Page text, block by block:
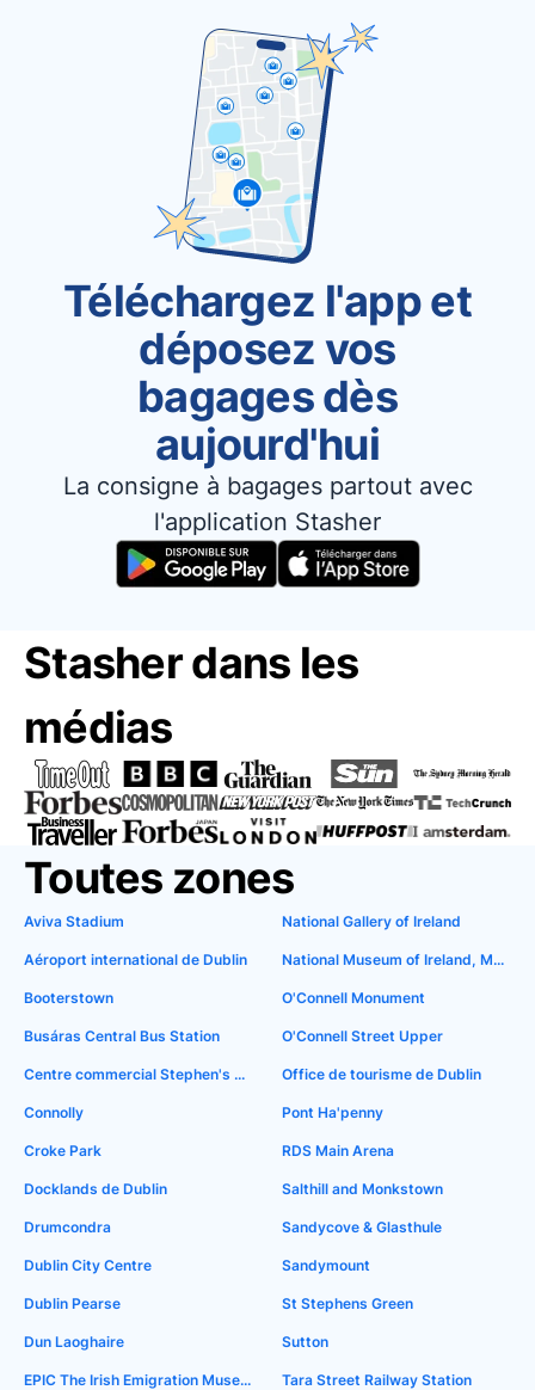
Téléchargez l'app et
déposez vos
bagages dès
aujourd'hui
La consigne à bagages partout avec
l'application Stasher
Stasher dans les
médias
Toutes zones
Aviva Stadium
Aéroport international de Dublin
Booterstown
Busáras Central Bus Station
Centre commercial Stephen's Green
Connolly
Croke Park
Docklands de Dublin
Drumcondra
Dublin City Centre
Dublin Pearse
Dun Laoghaire
EPIC The Irish Emigration Museum
National Gallery of Ireland
National Museum of Ireland, Merrion Street
O'Connell Monument
O'Connell Street Upper
Office de tourisme de Dublin
Pont Ha'penny
RDS Main Arena
Salthill and Monkstown
Sandycove & Glasthule
Sandymount
St Stephens Green
Sutton
Tara Street Railway Station